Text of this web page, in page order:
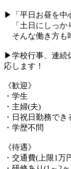
▶「平日お昼を中
「土日にしっか
そんな働き方も
▶学校行事、連続
応します！
《歓迎》
・学生
・主婦(夫)
・日祝日勤務でき
・学歴不問
《待遇》
・交通費(上限1万